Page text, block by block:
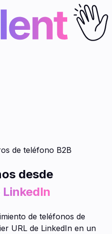
de teléfono B2B
desde
de teléfonos de
URL de LinkedIn en un